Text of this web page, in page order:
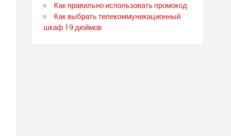
Как правильно использовать промокод
Как выбрать телекоммуникационный
шкаф 19 дюймов